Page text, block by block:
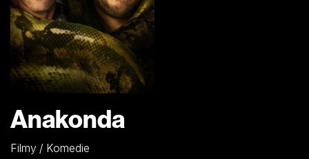
Anakonda
Filmy / Komedie